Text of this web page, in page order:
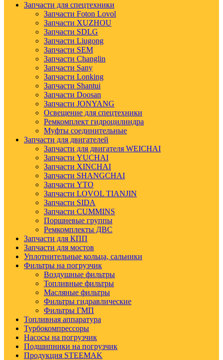
Запчасти для спецтехники
Запчасти Foton Lovol
Запчасти XUZHOU
Запчасти SDLG
Запчасти Liugong
Запчасти SEM
Запчасти Changlin
Запчасти Sany
Запчасти Lonking
Запчасти Shantui
Запчасти Doosan
Запчасти JONYANG
Освещение для спецтехники
Ремкомплект гидроцилиндра
Муфты соединительные
Запчасти для двигателей
Запчасти для двигателя WEICHAI
Запчасти YUCHAI
Запчасти XINCHAI
Запчасти SHANGCHAI
Запчасти YTO
Запчасти LOVOL TIANJIN
Запчасти SIDA
Запчасти CUMMINS
Поршневые группы
Ремкомплекты ДВС
Запчасти для КПП
Запчасти для мостов
Уплотнительные кольца, сальники
Фильтры на погрузчик
Воздушные фильтры
Топливные фильтры
Масляные фильтры
Фильтры гидравлические
Фильтры ГМП
Топливная аппаратура
Турбокомпрессоры
Насосы на погрузчик
Подшипники на погрузчик
Продукция STEEMAK